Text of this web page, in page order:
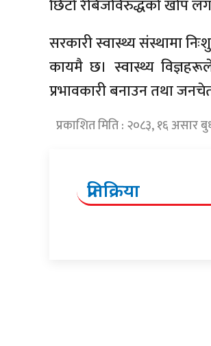
छिटो रेबिजविरुद्धको खोप
सरकारी स्वास्थ्य संस्थामा
कायमै छ। स्वास्थ्य
प्रभावकारी बनाउन तथा
प्रकाशित मिति : २०८३, १६ असार
प्रतिक्रिया